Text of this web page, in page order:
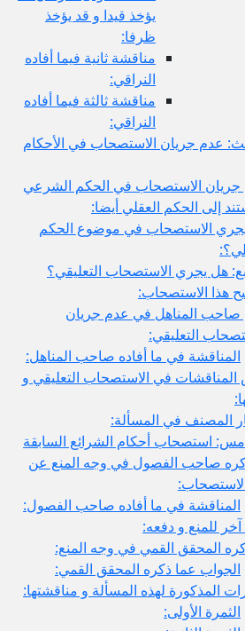
يؤخذ قيدا و قد يؤخذ
ظرفا:
مناقشة ثانية فيما أفاده
النراقي:
مناقشة ثالثة فيما أفاده
النراقي:
عدم جريان الاستصحاب في الأحكام
جريان الاستصحاب في الحكم الشرعي
إلى الحكم العقلي أيضا:
الاستصحاب في موضوع الحكم
هل يجري الاستصحاب التعليقي؟
هذا الاستصحاب:
صاحب المناهل في عدم جريان
التعليقي:
المناقشة في ما أفاده صاحب المناهل:
في الاستصحاب التعليقي و
المصنف في المسألة:
استصحاب أحكام الشرائع السابقة
صاحب الفصول في وجه المنع عن
المناقشة في ما أفاده صاحب الفصول:
للمنع و دفعه:
المحقق القمي في وجه المنع:
الجواب عما ذكره المحقق القمي:
المذكورة لهذه المسألة و مناقشتها:
الثمرة الأولى: